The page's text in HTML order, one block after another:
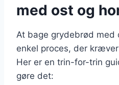
med ost og
At bage grydebrød med
enkel proces, der
Her er en trin-for-trin
gøre det: